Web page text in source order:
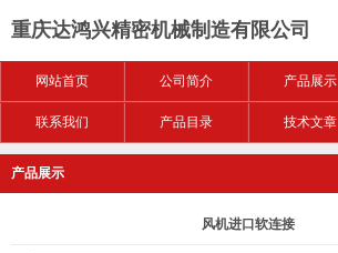
重庆达鸿兴精密机械制造有限公司
网站首页 公司简介 产品展示
联系我们 产品目录 技术文章
产品展示
风机进口软连接